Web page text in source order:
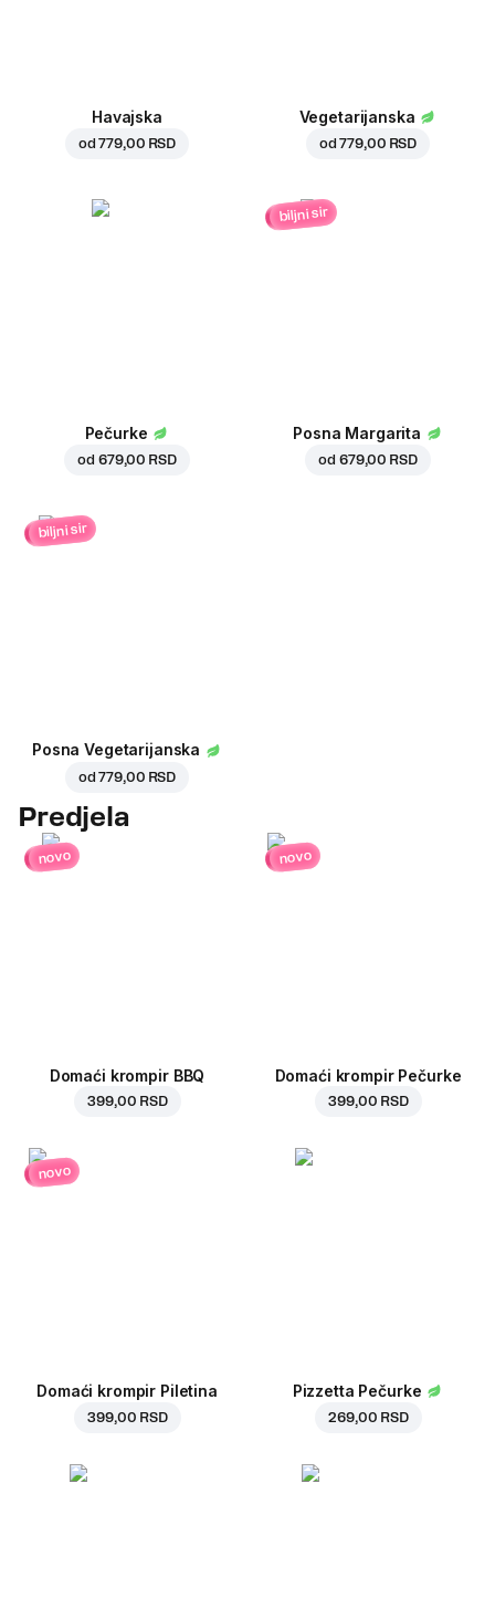
Havajska
od779,00 RSD
Vegetarijanska
od779,00 RSD
Pečurke
od 679,00 RSD
biljni sir
Posna Margarita
od 679,00 RSD
biljni sir
Posna Vegetarijanska
od779,00 RSD
Predjela
novo
Domaći krompir BBQ
399,00 RSD
novo
Domaći krompir Pečurke
399,00 RSD
novo
Domaći krompir Piletina
399,00 RSD
Pizzetta Pečurke
269,00 RSD